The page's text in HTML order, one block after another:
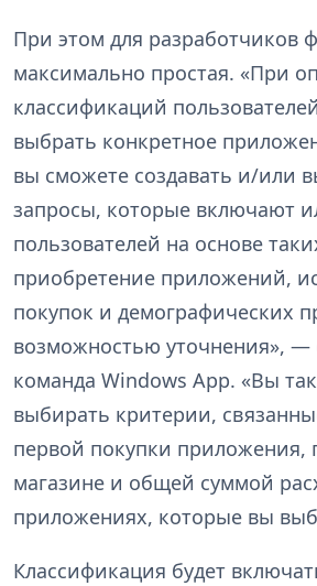
При этом для разработчиков
максимально простая. «При
классификаций
выбрать конкретное
вы сможете создавать и/или
запросы, которые включают
пользователей на основе
приобретение приложений,
покупок и демографических
возможностью уточнения», —
команда Windows App. «Вы
выбирать критерии,
первой покупки приложения,
магазине и общей суммой
приложениях, которые вы
Классификация будет